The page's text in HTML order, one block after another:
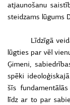
atjaunošanu
steidzams lūgums
Līdzīgā
lūgties par vēl
Ģimeni,
spēki
šīs
līdz ar to par